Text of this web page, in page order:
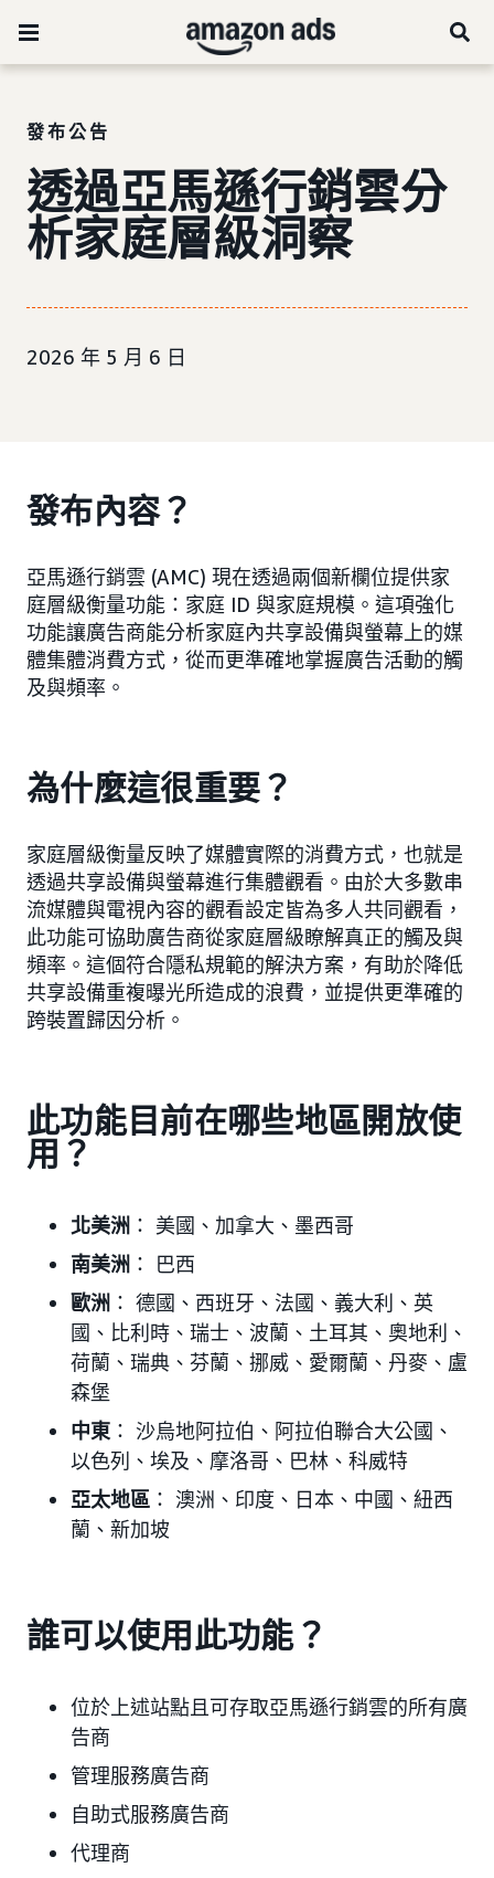
發布公告
透過亞馬遜行銷雲分
析家庭層級洞察
2026 年 5 月 6 日
發布內容？
亞馬遜行銷雲 (AMC) 現在透過兩個新欄位提供家
庭層級衡量功能：家庭 ID 與家庭規模。這項強化
功能讓廣告商能分析家庭內共享設備與螢幕上的媒
體集體消費方式，從而更準確地掌握廣告活動的觸
及與頻率。
為什麼這很重要？
家庭層級衡量反映了媒體實際的消費方式，也就是
透過共享設備與螢幕進行集體觀看。由於大多數串
流媒體與電視內容的觀看設定皆為多人共同觀看，
此功能可協助廣告商從家庭層級瞭解真正的觸及與
頻率。這個符合隱私規範的解決方案，有助於降低
共享設備重複曝光所造成的浪費，並提供更準確的
跨裝置歸因分析。
此功能目前在哪些地區開放使
用？
北美洲 ： 美國、加拿大、墨西哥
南美洲 ： 巴西
歐洲 ： 德國、西班牙、法國、義大利、英
國、比利時、瑞士、波蘭、土耳其、奧地利、
荷蘭、瑞典、芬蘭、挪威、愛爾蘭、丹麥、盧
森堡
中東 ： 沙烏地阿拉伯、阿拉伯聯合大公國、
以色列、埃及、摩洛哥、巴林、科威特
亞太地區 ： 澳洲、印度、日本、中國、紐西
蘭、新加坡
誰可以使用此功能？
位於上述站點且可存取亞馬遜行銷雲的所有廣
告商
管理服務廣告商
自助式服務廣告商
代理商